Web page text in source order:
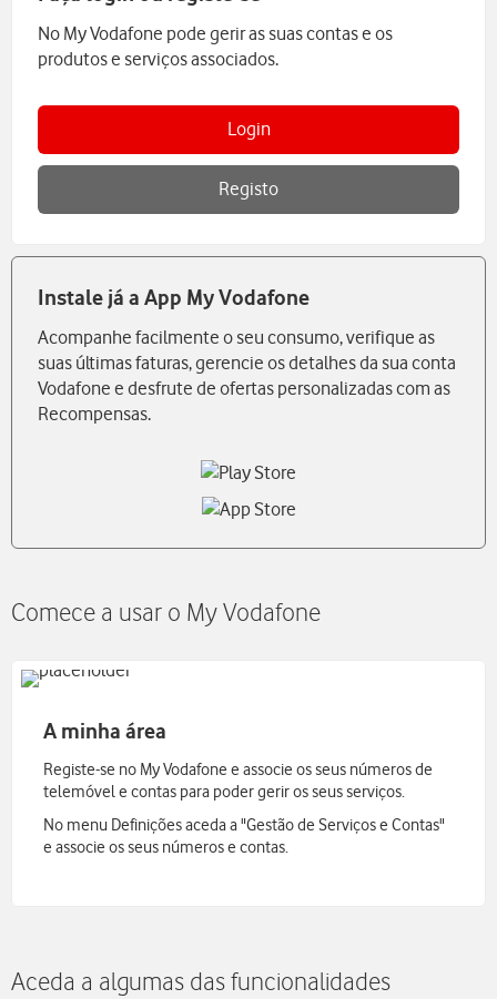
No My Vodafone pode gerir as suas contas e os
produtos e serviços associados.
Login
Registo
Instale já a App My Vodafone
Acompanhe facilmente o seu consumo, verifique as
suas últimas faturas, gerencie os detalhes da sua conta
Vodafone e desfrute de ofertas personalizadas com as
Recompensas.
Comece a usar o My Vodafone
A minha área
Registe-se no My Vodafone e associe os seus números de
telemóvel e contas para poder gerir os seus serviços.
No menu Definições aceda a "Gestão de Serviços e Contas"
e associe os seus números e contas.
Aceda a algumas das funcionalidades